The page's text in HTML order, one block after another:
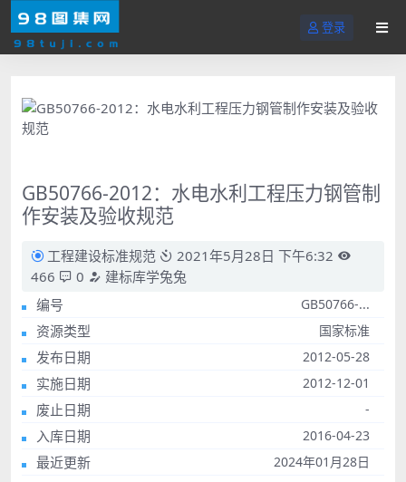
登录
GB50766-2012：水电水利工程压力钢管制
作安装及验收规范
工程建设标准规范
2021年5月28日 下午6:32
466
0
建标库学兔兔
编号
GB50766-...
资源类型 国家标准
发布日期 2012-05-28
实施日期 2012-12-01
废止日期 -
入库日期 2016-04-23
最近更新 2024年01月28日